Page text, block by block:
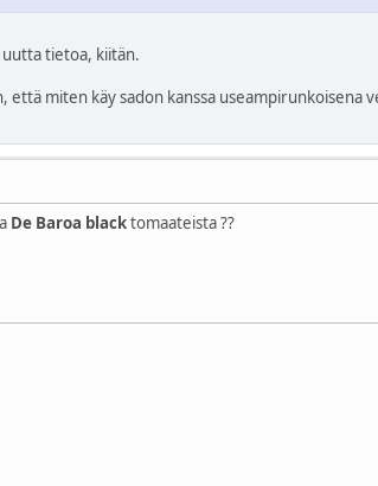
uutta tietoa, kiitän.
että miten käy sadon kanssa useampirunkoisena
De Baroa blacktomaateista ??